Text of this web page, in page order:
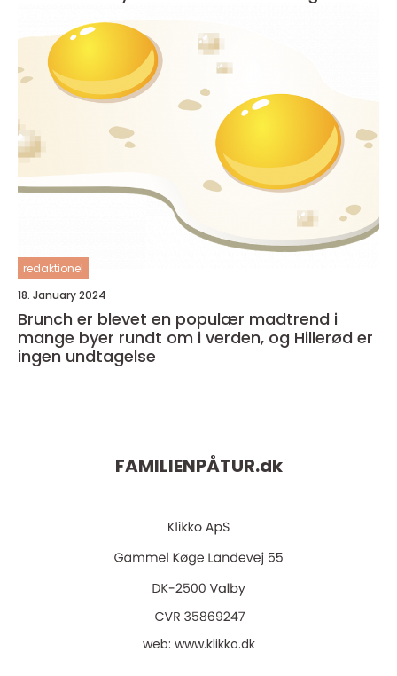
redaktionel
18. January 2024
Brunch er blevet en populær madtrend i
mange byer rundt om i verden, og Hillerød er
ingen undtagelse
FAMILIENPÅTUR.dk
web: www.klikko.dk